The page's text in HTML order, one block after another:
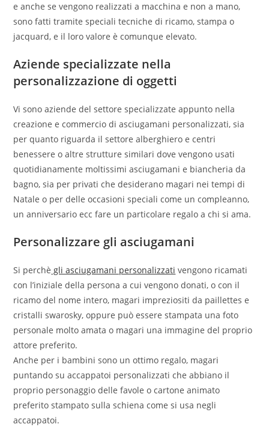
e anche se vengono realizzati a macchina e non a mano,
sono fatti tramite speciali tecniche di ricamo, stampa o
jacquard, e il loro valore è comunque elevato.
Aziende specializzate nella
personalizzazione di oggetti
Vi sono aziende del settore specializzate appunto nella
creazione e commercio di asciugamani personalizzati, sia
per quanto riguarda il settore alberghiero e centri
benessere o altre strutture similari dove vengono usati
quotidianamente moltissimi asciugamani e biancheria da
bagno, sia per privati che desiderano magari nei tempi di
Natale o per delle occasioni speciali come un compleanno,
un anniversario ecc fare un particolare regalo a chi si ama.
Personalizzare gli asciugamani
Si perchè gli asciugamani personalizzati vengono ricamati
con l’iniziale della persona a cui vengono donati, o con il
ricamo del nome intero, magari impreziositi da paillettes e
cristalli swarosky, oppure può essere stampata una foto
personale molto amata o magari una immagine del proprio
attore preferito.
Anche per i bambini sono un ottimo regalo, magari
puntando su accappatoi personalizzati che abbiano il
proprio personaggio delle favole o cartone animato
preferito stampato sulla schiena come si usa negli
accappatoi.